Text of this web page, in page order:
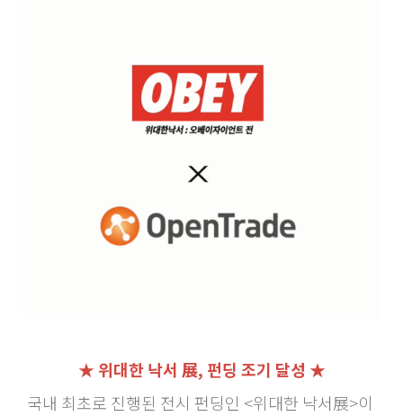
★ 위대한 낙서 展, 펀딩 조기 달성 ★
국내 최초로 진행된 전시 펀딩인 <위대한 낙서展>이